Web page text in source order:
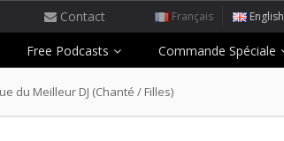
Contact Français English
Free Podcasts Commande Spéciale
du Meilleur DJ (Chanté / Filles)